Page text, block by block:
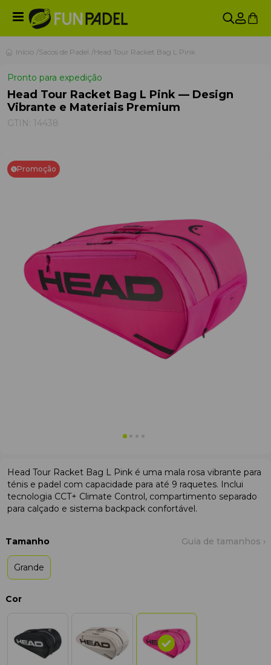
Início Sacos de Padel Head Tour Racket Bag L Pink
Pronto para expedição
Head Tour Racket Bag L Pink — Design
Vibrante e Materiais Premium
GTIN: 14438
Promoção
Head Tour Racket Bag L Pink é uma mala rosa vibrante para
ténis e padel com capacidade para até 9 raquetes. Inclui
tecnologia CCT+ Climate Control, compartimento separado
para calçado e sistema backpack confortável.
Tamanho Guia de tamanhos ›
Grande
Cor